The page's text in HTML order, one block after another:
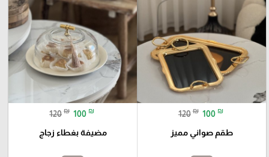
120 ₪ 100 ₪
طقم صواني مميز
120 ₪ 100 ₪
مضيفة بغطاء زجاج